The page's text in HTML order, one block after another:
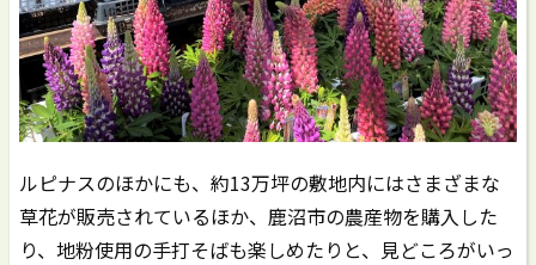
ルピナスのほかにも、約13万坪の敷地内にはさまざまな
草花が販売されているほか、鹿沼市の農産物を購入した
り、地粉使用の手打そばも楽しめたりと、見どころがいっ